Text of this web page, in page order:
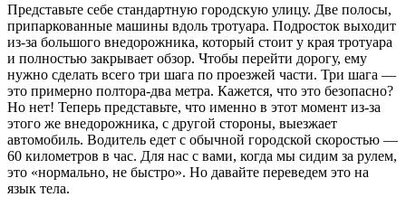
Представьте себе стандартную городскую улицу. Две полосы,
припаркованные машины вдоль тротуара. Подросток выходит
из-за большого внедорожника, который стоит у края тротуара
и полностью закрывает обзор. Чтобы перейти дорогу, ему
нужно сделать всего три шага по проезжей части. Три шага —
это примерно полтора-два метра. Кажется, что это безопасно?
Но нет! Теперь представьте, что именно в этот момент из-за
этого же внедорожника, с другой стороны, выезжает
автомобиль. Водитель едет с обычной городской скоростью —
60 километров в час. Для нас с вами, когда мы сидим за рулем,
это «нормально, не быстро». Но давайте переведем это на
язык тела.